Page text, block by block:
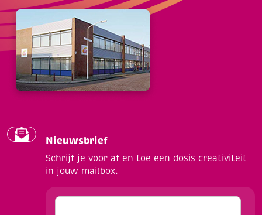
Nieuwsbrief
Schrijf je voor af en toe een dosis creativiteit
in jouw mailbox.